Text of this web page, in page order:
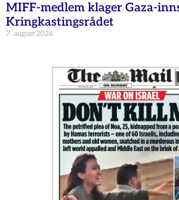
MIFF-medlem klager Gaza-
Kringkastingsrådet
7. august 2026